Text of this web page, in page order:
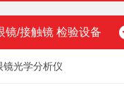
镜/接触镜 检验设备
镜光学分析仪